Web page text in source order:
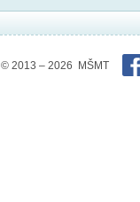
© 2013 – 2026 MŠMT